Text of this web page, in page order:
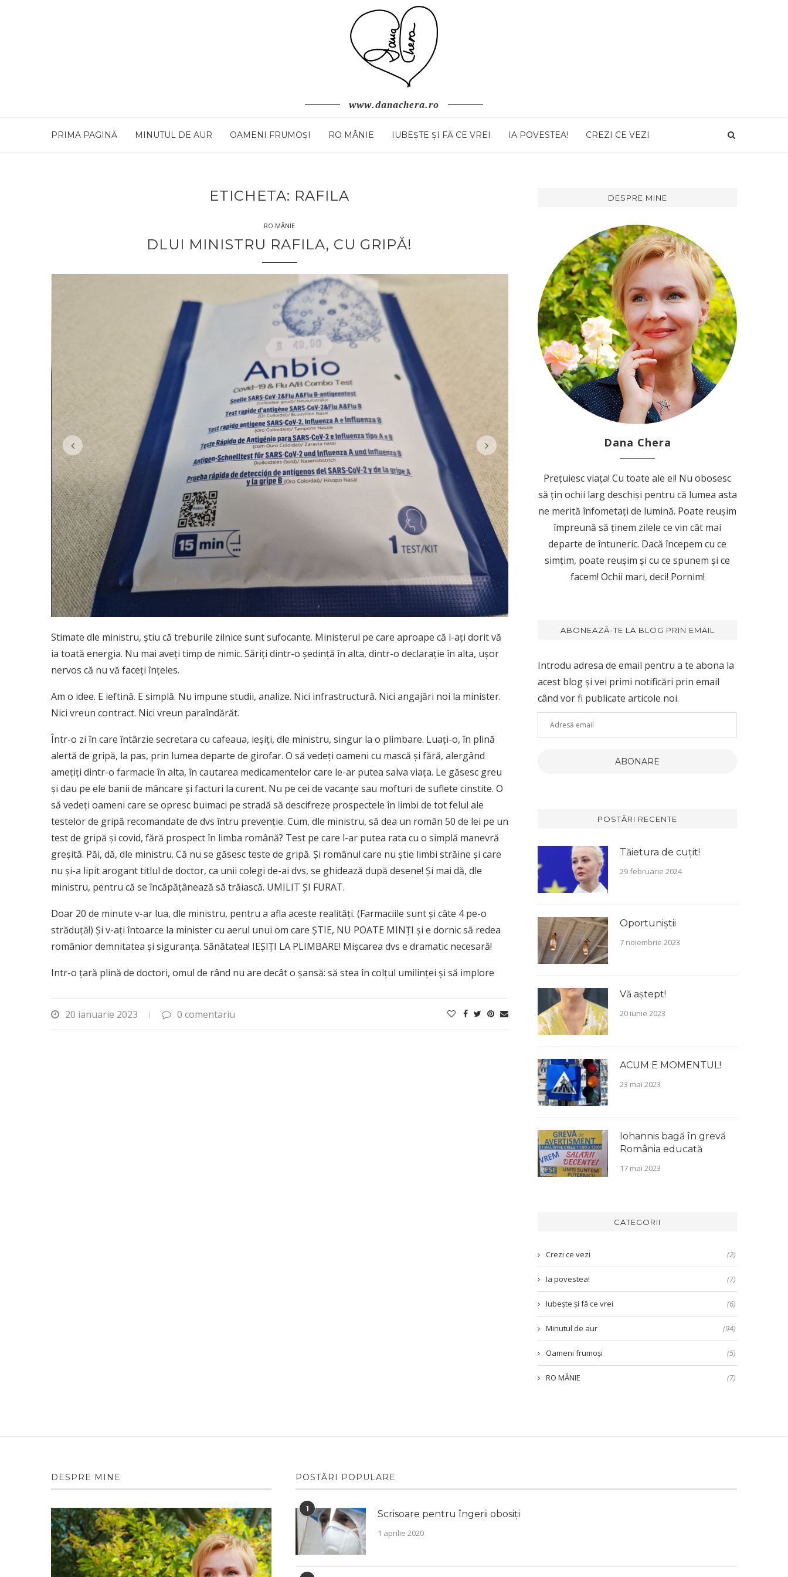
www.danachera.ro
PRIMA PAGINĂ MINUTUL DE AUR OAMENI FRUMOȘI RO MÂNIE IUBEȘTE ȘI FĂ CE VREI IA POVESTEA! CREZI CE VEZI
ETICHETA: RAFILA
RO MÂNIE
DLUI MINISTRU RAFILA, CU GRIPĂ!
Stimate dle ministru, știu că treburile zilnice sunt sufocante. Ministerul pe care aproape că l-ați dorit vă
ia toată energia. Nu mai aveți timp de nimic. Săriți dintr-o ședință în alta, dintr-o declarație în alta, ușor
nervos că nu vă faceți înțeles.
Am o idee. E ieftină. E simplă. Nu impune studii, analize. Nici infrastructură. Nici angajări noi la minister.
Nici vreun contract. Nici vreun paraîndărăt.
Într-o zi în care întârzie secretara cu cafeaua, ieșiți, dle ministru, singur la o plimbare. Luați-o, în plină
alertă de gripă, la pas, prin lumea departe de girofar. O să vedeți oameni cu mască și fără, alergând
amețiți dintr-o farmacie în alta, în cautarea medicamentelor care le-ar putea salva viața. Le găsesc greu
și dau pe ele banii de mâncare și facturi la curent. Nu pe cei de vacanțe sau mofturi de suflete cinstite. O
să vedeți oameni care se opresc buimaci pe stradă să descifreze prospectele în limbi de tot felul ale
testelor de gripă recomandate de dvs întru prevenție. Cum, dle ministru, să dea un român 50 de lei pe un
test de gripă și covid, fără prospect în limba română? Test pe care l-ar putea rata cu o simplă manevră
greșită. Păi, dă, dle ministru. Că nu se găsesc teste de gripă. Și românul care nu știe limbi străine și care
nu și-a lipit arogant titlul de doctor, ca unii colegi de-ai dvs, se ghidează după desene! Și mai dă, dle
ministru, pentru că se încăpățânează să trăiască. UMILIT ȘI FURAT.
Doar 20 de minute v-ar lua, dle ministru, pentru a afla aceste realități. (Farmaciile sunt și câte 4 pe-o
străduță!) Și v-ați întoarce la minister cu aerul unui om care ȘTIE, NU POATE MINȚI și e dornic să redea
românior demnitatea și siguranța. Sănătatea! IEȘIȚI LA PLIMBARE! Mișcarea dvs e dramatic necesară!
Intr-o țară plină de doctori, omul de rând nu are decât o șansă: să stea în colțul umilinței și să implore
20 ianuarie 2023 0 comentariu
DESPRE MINE
Dana Chera
Prețuiesc viața! Cu toate ale ei! Nu obosesc
să țin ochii larg deschiși pentru că lumea asta
ne merită înfometați de lumină. Poate reușim
împreună să ținem zilele ce vin cât mai
departe de întuneric. Dacă începem cu ce
simțim, poate reușim și cu ce spunem și ce
facem! Ochii mari, deci! Pornim!
ABONEAZĂ-TE LA BLOG PRIN EMAIL
Introdu adresa de email pentru a te abona la
acest blog și vei primi notificări prin email
când vor fi publicate articole noi.
Adresă
email
ABONARE
POSTĂRI RECENTE
Tăietura de cuțit!
29 februarie 2024
Oportuniștii
7 noiembrie 2023
Vă aștept!
20 iunie 2023
ACUM E MOMENTUL!
23 mai 2023
Iohannis bagă în grevă
România educată
17 mai 2023
CATEGORII
Crezi ce vezi (2)
Ia povestea! (7)
Iubește și fă ce vrei (6)
Minutul de aur (94)
Oameni frumoși (5)
RO MÂNIE (7)
DESPRE MINE POSTĂRI POPULARE
1 Scrisoare pentru îngerii obosiți
1 aprilie 2020